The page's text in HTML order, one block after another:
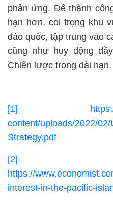
phản ứng. Để thành
hạn hơn, coi trọng khu
đảo quốc, tập trung vào
cũng như huy động
Chiến lược trong dài hạn.
[1]
content/uploads/2022/
Strategy.pdf
[2]
https://
interest-in-the-pacific-